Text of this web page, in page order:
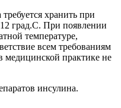
хранить при
град.С. При появлении
температуре,
всем требованиям
практике не
инсулина.